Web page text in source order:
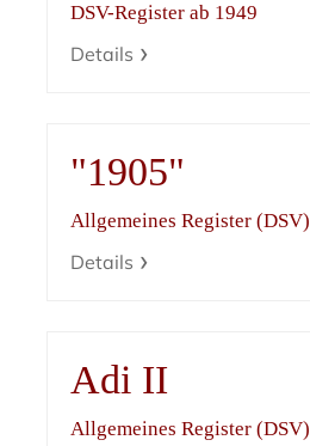
DSV-Register ab 1949
Details
"1905"
Allgemeines Register (DSV)
Details
Adi II
Allgemeines Register (DSV)